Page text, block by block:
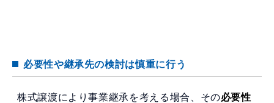
必要性や継承先の検討は慎重に行う
株式譲渡により事業継承を考える場合、その必要性